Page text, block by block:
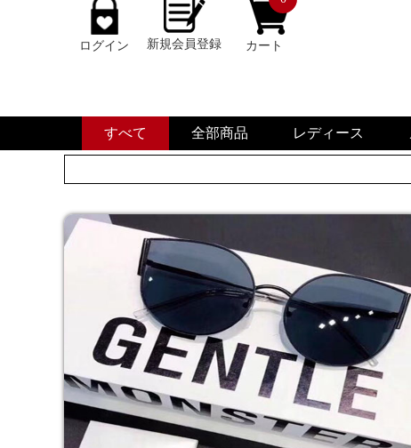
ログイン 新規会員登録 カート
すべて 全部商品 レディース